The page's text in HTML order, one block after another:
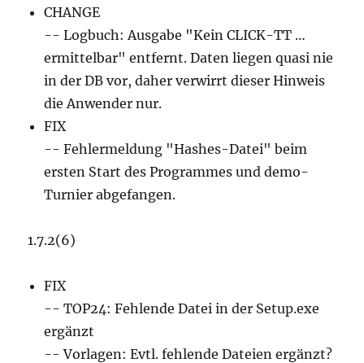
CHANGE
-- Logbuch: Ausgabe "Kein CLICK-TT …
ermittelbar" entfernt. Daten liegen quasi nie
in der DB vor, daher verwirrt dieser Hinweis
die Anwender nur.
FIX
-- Fehlermeldung "Hashes-Datei" beim
ersten Start des Programmes und demo-
Turnier abgefangen.
1.7.2(6)
FIX
-- TOP24: Fehlende Datei in der Setup.exe
ergänzt
-- Vorlagen: Evtl. fehlende Dateien ergänzt?